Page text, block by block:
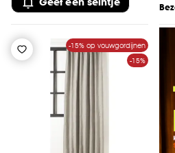
-15% op vouwgordijnen
-15%